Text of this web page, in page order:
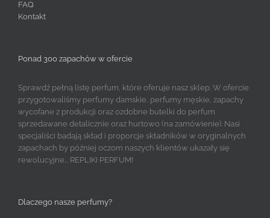
FAQ
Kontakt
Ponad 300 zapachów w ofercie
Sprawdź pełną listę perfum, które oferuje nasz sklep. W ofercie
przygotowaliśmy perfumy damskie, perfumy męskie, zapachy
wycofane z produkcji oraz ozdobne butelki do perfum
sprzedawane detalicznie oraz hurtowo (na zamówienie). Nasi
specjaliści badają skład i proporcje składników w oryginalnych
zapachach by później oczom naszych klientów ukazały się
rewolucyjne... REPLIKI PERFUM!
Dlaczego nasze perfumy?